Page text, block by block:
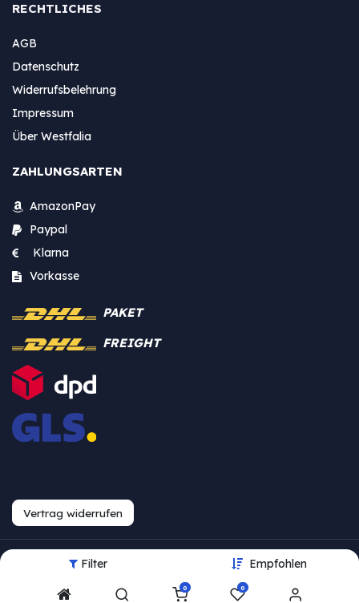
Filter Empfohlen
0 0
RECHTLICHES
AGB
Datenschutz
Widerrufsbelehrung
Impressum
Über Westfalia
ZAHLUNGSARTEN
AmazonPay
Paypal
Klarna
Vorkasse
PAKET
FREIGHT
Vertrag widerrufen
Urheberrecht © Westfalia
Bearbeite Einstellungen